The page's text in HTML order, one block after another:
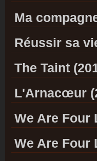
Ma
Réussir sa
The Taint
L'Arnacœur
We Are Four
We Are Four